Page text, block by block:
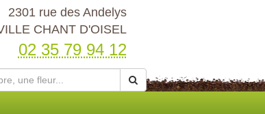
2301 rue des Andelys
CHANT D'OISEL
02 35 79 94 12